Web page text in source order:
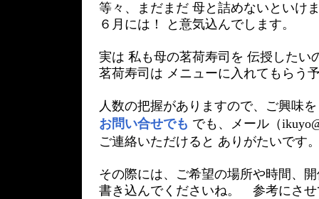
等々、まだまだ 母と詰めないといけ
６月には！ と意気込んでします。
実は 私も母の茗荷寿司を 伝授したい
茗荷寿司は メニューに入れてもらう
人数の把握がありますので、ご興味
お問い合せでも でも、メール（
ご連絡いただけると ありがたいです
その際には、ご希望の場所や時間、
書き込んでくださいね。 参考にさせ